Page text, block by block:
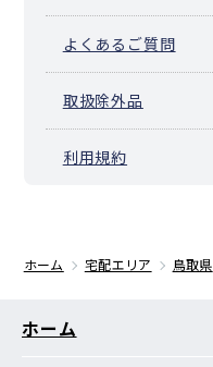
よくあるご質問
取扱除外品
利用規約
ホーム 宅配エリア 鳥取県
ホーム